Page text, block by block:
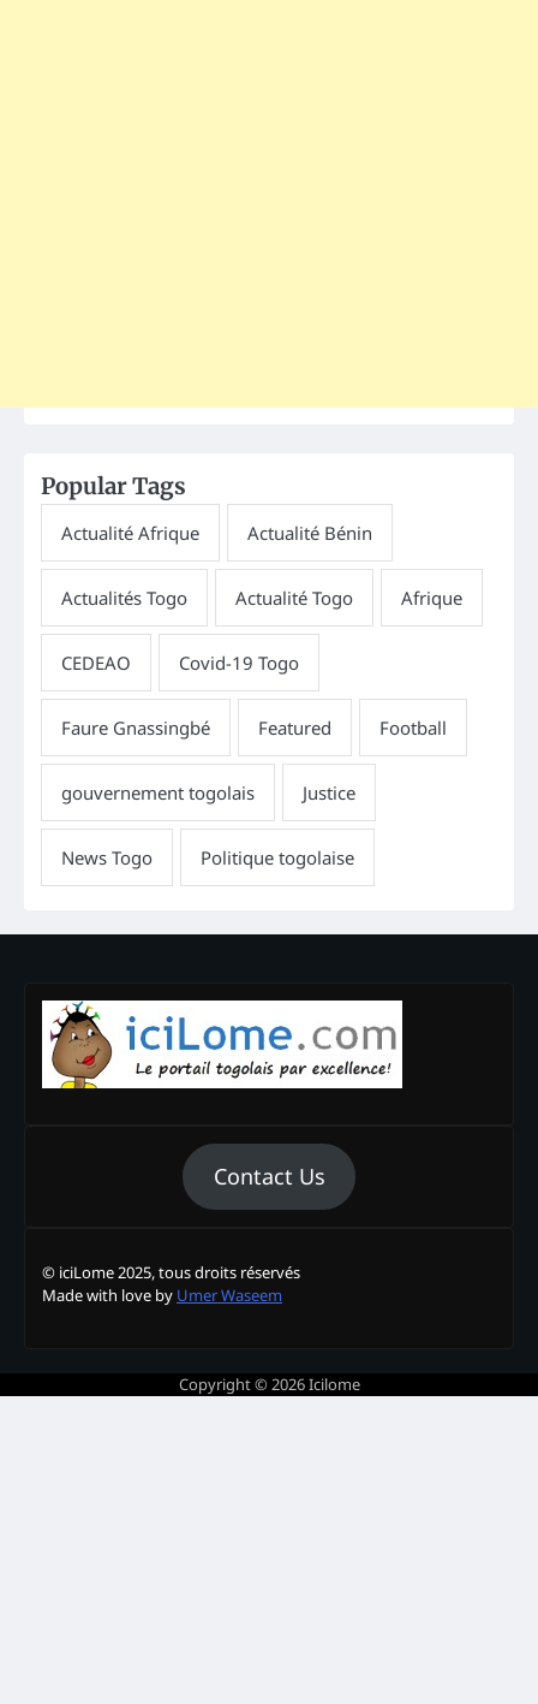
Popular Tags
Contact Us
© iciLome 2025, tous droits réservés
Made with love by Umer Waseem
Copyright © 2026Icilome